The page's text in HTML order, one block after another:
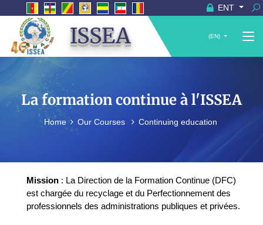
ENT
ISSEA (EN)
La formation continue à l'ISSEA
Home Our Courses Continuing education
Mission : La Direction de la Formation Continue (DFC)
est chargée du recyclage et du Perfectionnement des
professionnels des administrations publiques et privées.